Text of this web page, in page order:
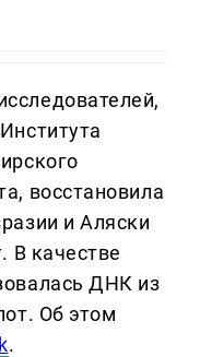
восстановила
и Аляски
В качестве
ДНК из
Об этом
.